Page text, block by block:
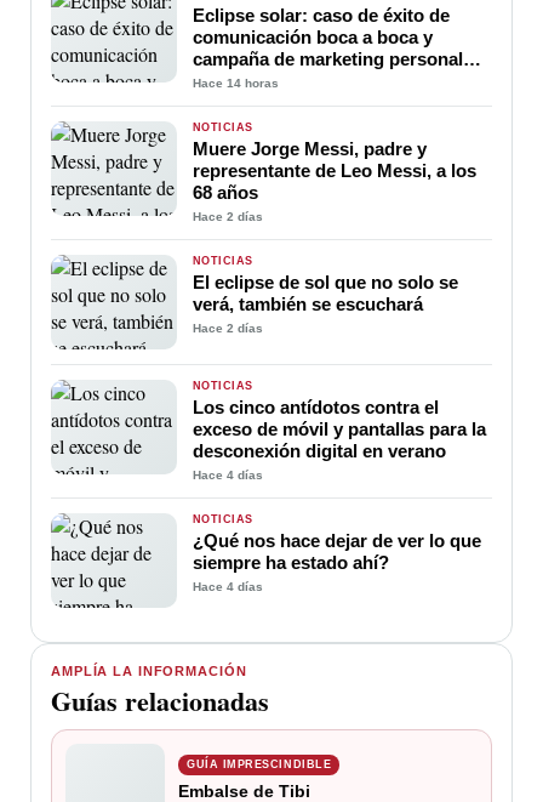
AMPLÍA LA INFORMACIÓN
Guías relacionadas
GUÍA IMPRESCINDIBLE
Embalse de Tibi
Eclipse solar: caso de éxito de
comunicación boca a boca y
campaña de marketing personal
sin coste y al alcance de todos
Hace 14 horas
NOTICIAS
Muere Jorge Messi, padre y
representante de Leo Messi, a los
68 años
Hace 2 días
NOTICIAS
El eclipse de sol que no solo se
verá, también se escuchará
Hace 2 días
NOTICIAS
Los cinco antídotos contra el
exceso de móvil y pantallas para la
desconexión digital en verano
Hace 4 días
NOTICIAS
¿Qué nos hace dejar de ver lo que
siempre ha estado ahí?
Hace 4 días